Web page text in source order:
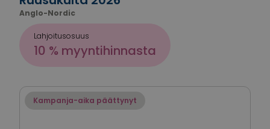
Anglo-Nordic
Lahjoitusosuus
10 % myyntihinnasta
Kampanja-aika päättynyt